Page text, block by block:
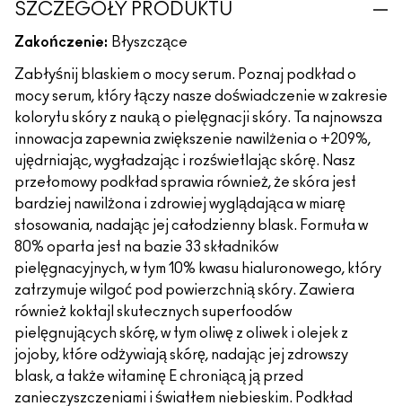
SZCZEGÓŁY PRODUKTU
Zakończenie: Błyszczące
Zabłyśnij blaskiem o mocy serum. Poznaj podkład o
mocy serum, który łączy nasze doświadczenie w zakresie
kolorytu skóry z nauką o pielęgnacji skóry. Ta najnowsza
innowacja zapewnia zwiększenie nawilżenia o +209%,
ujędrniając, wygładzając i rozświetlając skórę. Nasz
przełomowy podkład sprawia również, że skóra jest
bardziej nawilżona i zdrowiej wyglądająca w miarę
stosowania, nadając jej całodzienny blask. Formuła w
80% oparta jest na bazie 33 składników
pielęgnacyjnych, w tym 10% kwasu hialuronowego, który
zatrzymuje wilgoć pod powierzchnią skóry. Zawiera
również koktajl skutecznych superfoodów
pielęgnujących skórę, w tym oliwę z oliwek i olejek z
jojoby, które odżywiają skórę, nadając jej zdrowszy
blask, a także witaminę E chroniącą ją przed
zanieczyszczeniami i światłem niebieskim. Podkład